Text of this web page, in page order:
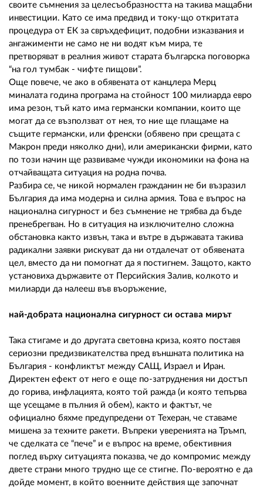
своите съмнения за целесъобразността на такива мащабни
инвестиции. Като се има предвид и току-що откритата
процедура от ЕК за свръхдефицит, подобни изказвания и
ангажименти не само не ни водят към мира, те
претворяват в реалния живот старата българска поговорка
“на гол тумбак - чифте пищови”.
Още повече, че ако в обявената от канцлера Мерц
миналата година програма на стойност 100 милиарда евро
има резон, тъй като има германски компании, които ще
могат да се възползват от нея, то ние ще плащаме на
същите германски, или френски (обявено при срещата с
Макрон преди няколко дни), или американски фирми, като
по този начин ще развиваме чужди икономики на фона на
отчайващата ситуация на родна почва.
Разбира се, че никой нормален гражданин не би възразил
България да има модерна и силна армия. Това е въпрос на
национална сигурност и без съмнение не трябва да бъде
пренебрегван. Но в ситуация на изключително сложна
обстановка както извън, така и вътре в държавата такива
радикални заявки рискуват да ни отдалечат от обявената
цел, вместо да ни помогнат да я постигнем. Защото, както
установиха държавите от Персийския Залив, колкото и
милиарди да налееш във въоръжение,
най-добрата национална сигурност си остава мирът
Така стигаме и до другата световна криза, която поставя
сериозни предизвикателства пред външната политика на
България - конфликтът между САЩ, Израел и Иран.
Директен ефект от него е още по-затруднения ни достъп
до горива, инфлацията, която той ражда (и която тепърва
ще усещаме в пълния й обем), както и фактът, че
официално бяхме предупредени от Техеран, че ставаме
мишена за техните ракети. Въпреки уверенията на Тръмп,
че сделката се “пече” и е въпрос на време, обективния
поглед върху ситуацията показва, че до компромис между
двете страни много трудно ще се стигне. По-вероятно е да
дойде момент, в който военните действия ще започнат